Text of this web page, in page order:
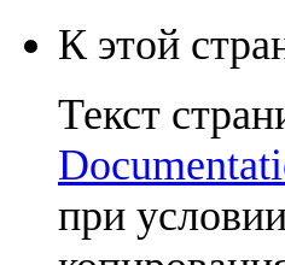
К этой
Текст
при